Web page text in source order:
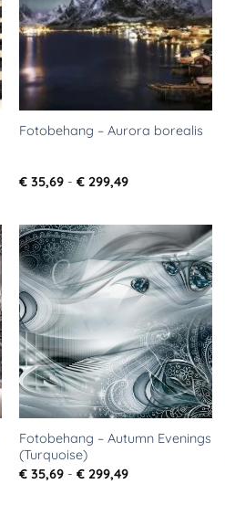
Fotobehang – Aurora borealis
€ 35,69 - € 299,49Prijsklasse:
Toevoegen
aan
verlanglijst
Fotobehang – Autumn Evenings
(Turquoise)
€ 35,69 - € 299,49Prijsklasse: